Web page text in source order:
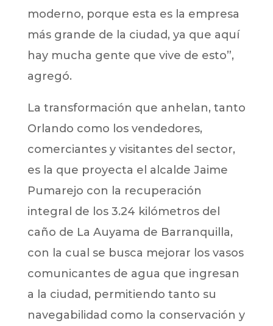
moderno, porque esta es la empresa
más grande de la ciudad, ya que aquí
hay mucha gente que vive de esto”,
agregó.
La transformación que anhelan, tanto
Orlando como los vendedores,
comerciantes y visitantes del sector,
es la que proyecta el alcalde Jaime
Pumarejo con la recuperación
integral de los 3.24 kilómetros del
caño de La Auyama de Barranquilla,
con la cual se busca mejorar los vasos
comunicantes de agua que ingresan
a la ciudad, permitiendo tanto su
navegabilidad como la conservación y